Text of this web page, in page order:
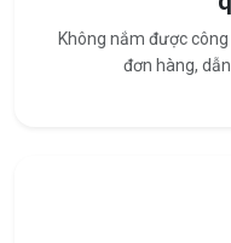
Không nắm được
đơn hàng,